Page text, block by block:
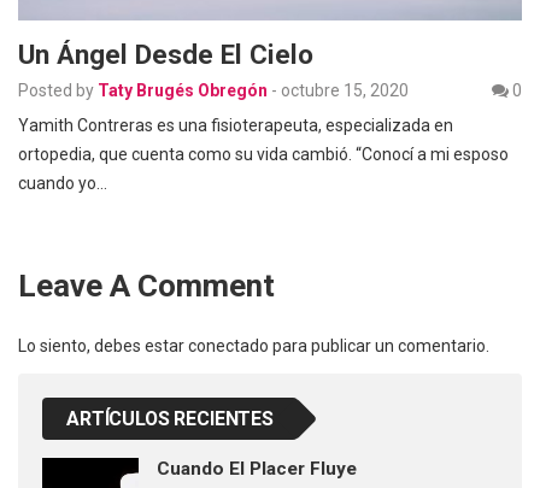
Un Ángel Desde El Cielo
Posted by Taty Brugés Obregón - octubre 15, 2020
0
Yamith Contreras es una fisioterapeuta, especializada en
ortopedia, que cuenta como su vida cambió. “Conocí a mi esposo
cuando yo…
Leave A Comment
Lo siento, debes estarconectado para publicar un comentario.
ARTÍCULOS RECIENTES
Cuando El Placer Fluye